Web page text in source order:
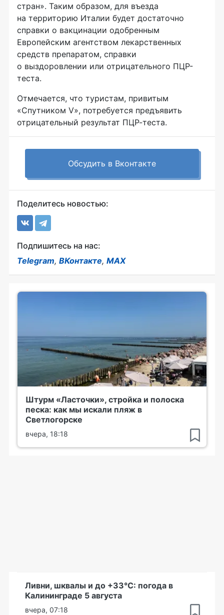
стран». Таким образом, для въезда
на территорию Италии будет достаточно
справки о вакцинации одобренным
Европейским агентством лекарственных
средств препаратом, справки
о выздоровлении или отрицательного ПЦР-
теста.
Отмечается, что туристам, привитым
«Спутником V», потребуется предъявить
отрицательный результат ПЦР-теста.
Обсудить в Вконтакте
Поделитесь новостью:
Подпишитесь на нас:
Telegram, ВКонтакте, MAX
Штурм «Ласточки», стройка и полоска
песка: как мы искали пляж в
Светлогорске
вчера, 18:18
Ливни, шквалы и до +33°С: погода в
Калининграде 5 августа
вчера, 07:18